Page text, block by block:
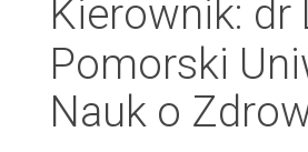
Kierownik: dr
Pomorski
Nauk o